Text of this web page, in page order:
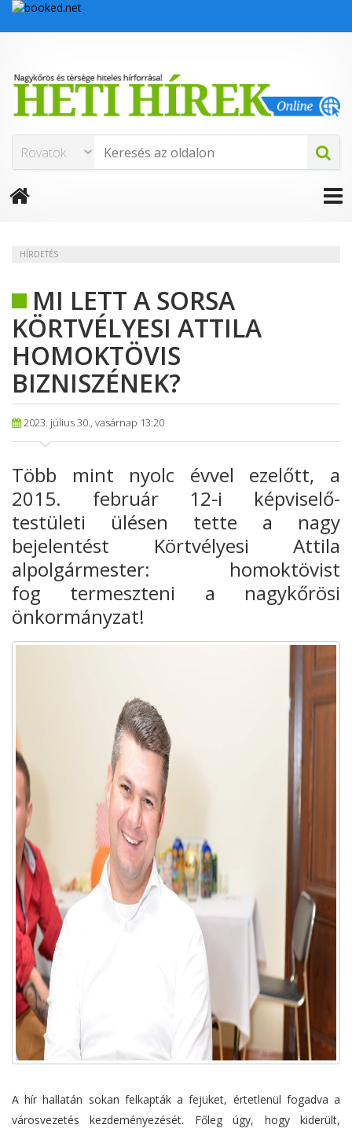
HÍRDETÉS
MI LETT A SORSA
KÖRTVÉLYESI ATTILA
HOMOKTÖVIS
BIZNISZÉNEK?
2023. július 30., vasárnap 13:20
Több mint nyolc évvel ezelőtt, a
2015. február 12-i képviselő-
testületi ülésen tette a nagy
bejelentést Körtvélyesi Attila
alpolgármester: homoktövist
fog termeszteni a nagykőrösi
önkormányzat!
A hír hallatán sokan felkapták a fejüket, értetlenül fogadva a
városvezetés kezdeményezését. Főleg úgy, hogy kiderült,